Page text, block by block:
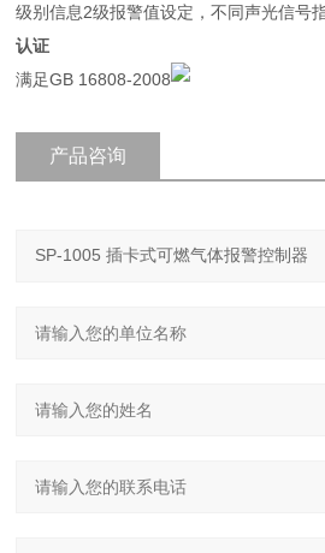
级别信息2级报警值设定，不同声光信号
认证
满足GB 16808-2008
产品咨询